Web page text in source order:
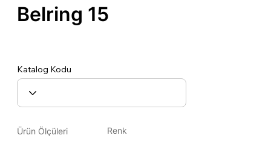
Belring 15
Katalog Kodu
Ürün Ölçüleri Renk